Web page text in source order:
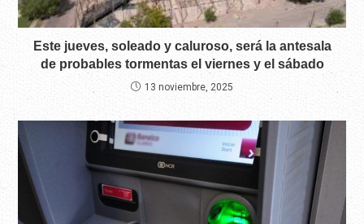
Este jueves, soleado y caluroso, será la antesala
de probables tormentas el viernes y el sábado
13 noviembre, 2025